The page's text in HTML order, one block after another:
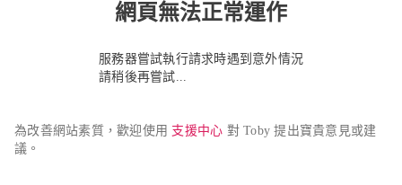
網頁無法正常運作
服務器嘗試執行請求時遇到意外情況
請稍後再嘗試...
為改善網站素質，歡迎使用 支援中心 對 Toby 提出寶貴意見或建
議。